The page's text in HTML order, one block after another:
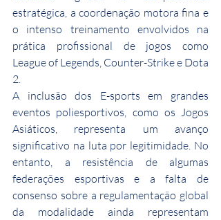
estratégica, a coordenação motora fina e
o intenso treinamento envolvidos na
prática profissional de jogos como
League of Legends, Counter-Strike e Dota
2.
A inclusão dos E-sports em grandes
eventos poliesportivos, como os Jogos
Asiáticos, representa um avanço
significativo na luta por legitimidade. No
entanto, a resistência de algumas
federações esportivas e a falta de
consenso sobre a regulamentação global
da modalidade ainda representam